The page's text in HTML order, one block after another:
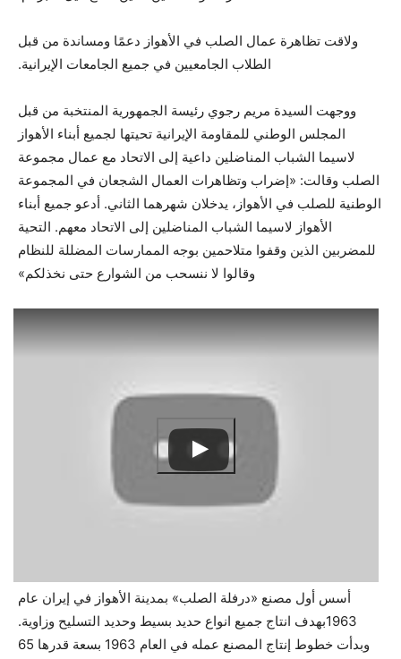
ولاقت تظاهرة عمال الصلب في الأهواز دعمًا ومساندة من قبل
الطلاب الجامعيين في جميع الجامعات الإيرانية.
ووجهت السيدة مريم رجوي رئيسة الجمهورية المنتخبة من قبل
المجلس الوطني للمقاومة الإيرانية تحيتها لجميع أبناء الأهواز
لاسيما الشباب المناضلين داعية إلى الاتحاد مع عمال مجموعة
الصلب وقالت: «إضراب وتظاهرات العمال الشجعان في المجموعة
الوطنية للصلب في الأهواز، يدخلان شهرهما الثاني. أدعو جميع أبناء
الأهواز لاسيما الشباب المناضلين إلى الاتحاد معهم. التحية
للمضربين الذين وقفوا متلاحمين بوجه الممارسات المضللة للنظام
وقالوا لا ننسحب من الشوارع حتى نخذلكم»
أسس أول مصنع «درفلة الصلب» بمدينة الأهواز في إيران عام
1963بهدف انتاج جميع انواع حديد بسيط وحديد التسليح وزاوية.
وبدأت خطوط إنتاج المصنع عمله في العام 1963 بسعة قدرها 65